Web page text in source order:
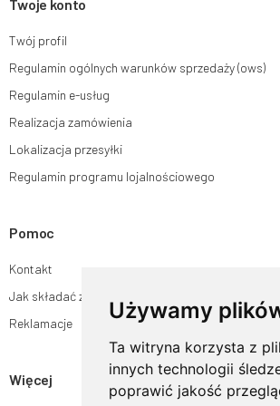
Używamy
Ta witryna korzysta z
innych technologii
poprawić jakość
Twoje konto
Twój profil
Regulamin ogólnych warunków sprzedaży (ows)
Regulamin e-usług
Realizacja zamówienia
Lokalizacja przesyłki
Regulamin programu lojalnościowego
Pomoc
Kontakt
Jak składać zamówienia w sklepie
Reklamacje
Więcej